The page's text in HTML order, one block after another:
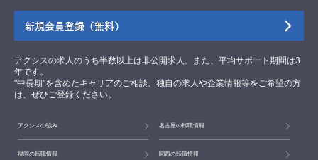
新規会員登録（無料）
アクシスの求人のうち半数以上は非公開求人。また、平均サポート期間は3
年です。
"中長期"を含めたキャリアのご相談、独自の求人や企業情報等をご希望の方
は、ぜひご登録ください。
アクシスの強み 名古屋の転職情報
福岡の転職情報 関西の転職情報